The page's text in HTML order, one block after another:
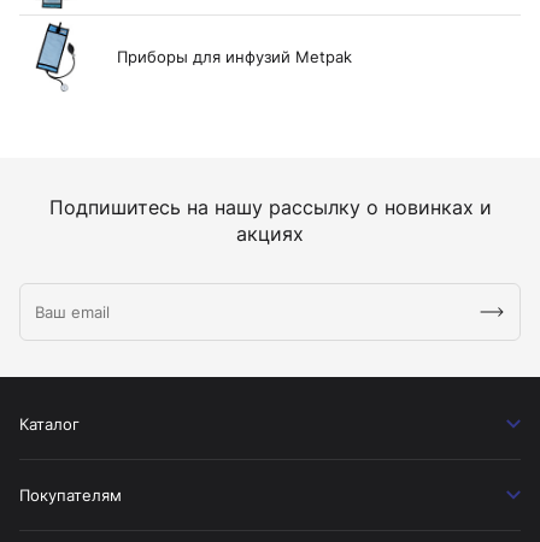
Приборы для инфузий Metpak
Подпишитесь на нашу рассылку о новинках и
акциях
Каталог
Покупателям